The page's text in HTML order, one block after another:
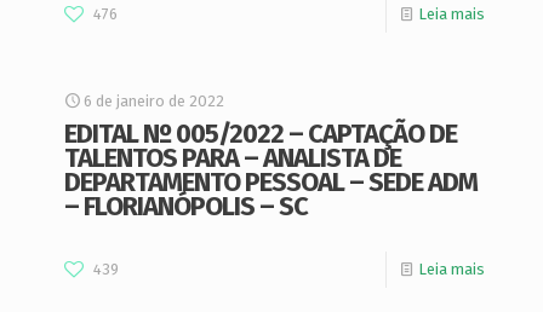
476 Leia mais
6 de janeiro de 2022
EDITAL Nº 005/2022 – CAPTAÇÃO DE
TALENTOS PARA – ANALISTA DE
DEPARTAMENTO PESSOAL – SEDE ADM
– FLORIANÓPOLIS – SC
439 Leia mais